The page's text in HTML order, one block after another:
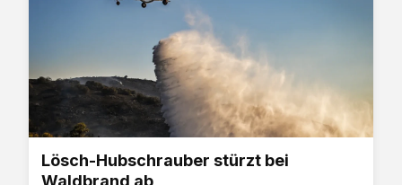
Lösch-Hubschrauber stürzt bei
Waldbrand ab